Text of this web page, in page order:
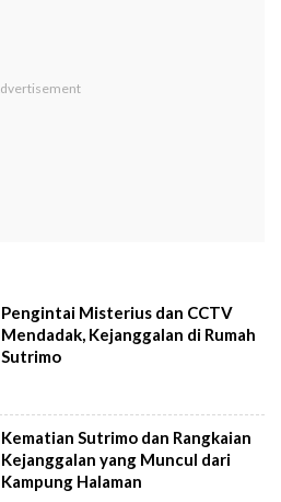
Pengintai Misterius dan CCTV
Mendadak, Kejanggalan di Rumah
Sutrimo
Kematian Sutrimo dan Rangkaian
Kejanggalan yang Muncul dari
Kampung Halaman